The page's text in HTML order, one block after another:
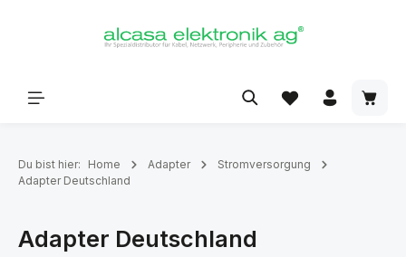
Du bist hier: Home Adapter
Stromversorgung
Adapter Deutschland
Adapter Deutschland